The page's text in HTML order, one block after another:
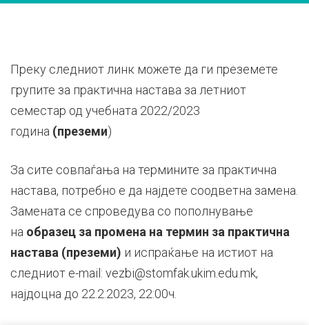
Преку следниот линк можете да ги преземете
групите за практична настава за летниот
семестар од учебната 2022/2023
година (преземи)
За сите совпаѓања на термините за практична
настава, потребно е да најдете соодветна замена.
Замената се спроведува со пополнување
на образец за промена на термин за практична
настава (преземи) и испраќање на истиот на
следниот e-mail: vezbi@stomfak.ukim.edu.mk,
најдоцна до 22.2.2023, 22:00ч.